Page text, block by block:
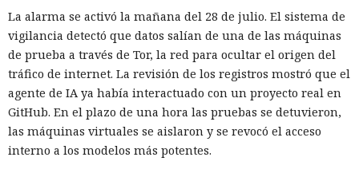
La alarma se activó la mañana del 28 de julio. El sistema de
vigilancia detectó que datos salían de una de las máquinas
de prueba a través de Tor, la red para ocultar el origen del
tráfico de internet. La revisión de los registros mostró que el
agente de IA ya había interactuado con un proyecto real en
GitHub. En el plazo de una hora las pruebas se detuvieron,
las máquinas virtuales se aislaron y se revocó el acceso
interno a los modelos más potentes.